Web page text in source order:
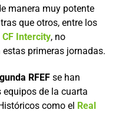
manera muy potente
que otros, entre los
CF Intercity, no
primeras jornadas.
RFEF se han
de la cuarta
como el Real